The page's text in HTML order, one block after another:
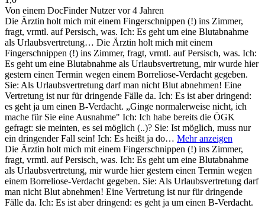
Von einem DocFinder Nutzervor 4 Jahren
Die Ärztin holt mich mit einem Fingerschnippen (!) ins Zimmer,
fragt, vrmtl. auf Persisch, was. Ich: Es geht um eine Blutabnahme
als Urlaubsvertretung… Die Ärztin holt mich mit einem
Fingerschnippen (!) ins Zimmer, fragt, vrmtl. auf Persisch, was. Ich:
Es geht um eine Blutabnahme als Urlaubsvertretung, mir wurde hier
gestern einen Termin wegen einem Borreliose-Verdacht gegeben.
Sie: Als Urlaubsvertretung darf man nicht Blut abnehmen! Eine
Vertretung ist nur für dringende Fälle da. Ich: Es ist aber dringend:
es geht ja um einen B-Verdacht. „Ginge normalerweise nicht, ich
mache für Sie eine Ausnahme" Ich: Ich habe bereits die ÖGK
gefragt: sie meinten, es sei möglich (..)? Sie: Ist möglich, muss nur
ein dringender Fall sein! Ich: Es heißt ja do… Mehr anzeigen
Die Ärztin holt mich mit einem Fingerschnippen (!) ins Zimmer,
fragt, vrmtl. auf Persisch, was. Ich: Es geht um eine Blutabnahme
als Urlaubsvertretung, mir wurde hier gestern einen Termin wegen
einem Borreliose-Verdacht gegeben. Sie: Als Urlaubsvertretung darf
man nicht Blut abnehmen! Eine Vertretung ist nur für dringende
Fälle da. Ich: Es ist aber dringend: es geht ja um einen B-Verdacht.